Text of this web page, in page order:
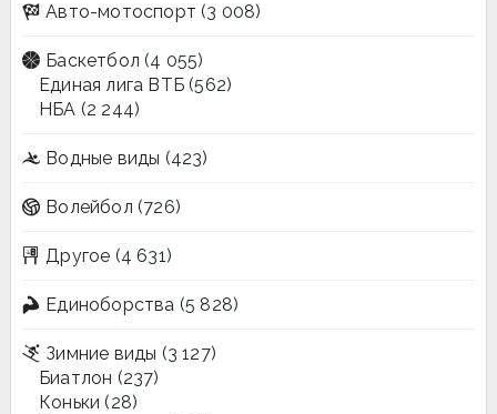
Авто-мотоспорт (3 008)
Баскетбол (4 055)
Единая лига ВТБ (562)
НБА (2 244)
Водные виды (423)
Волейбол (726)
Другое (4 631)
Единоборства (5 828)
Зимние виды (3 127)
Биатлон (237)
Коньки (28)